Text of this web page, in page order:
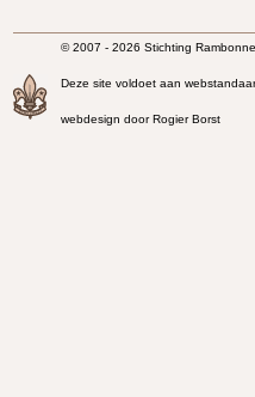
© 2007 - 2026 Stichting
Deze site voldoet aan
webdesign door Rogier Borst